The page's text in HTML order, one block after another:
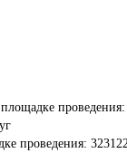
проведения:
проведения: